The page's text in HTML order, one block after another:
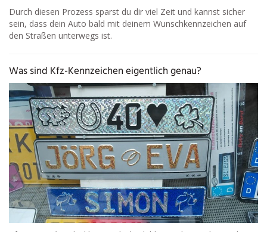
Durch diesen Prozess sparst du dir viel Zeit und kannst sicher
sein, dass dein Auto bald mit deinem Wunschkennzeichen auf
den Straßen unterwegs ist.
Was sind Kfz-Kennzeichen eigentlich genau?